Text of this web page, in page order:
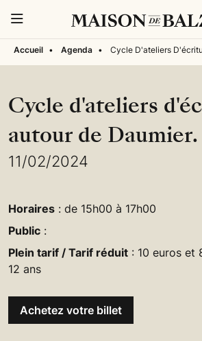
Accueil • Agenda • Cycle D'ateliers
Cycle d'ateliers
autour de Daumier.
11/02/2024
Horaires : de 15h00 à 17h00
Public :
Plein tarif / Tarif réduit : 10 euros et
12 ans
Achetez votre billet